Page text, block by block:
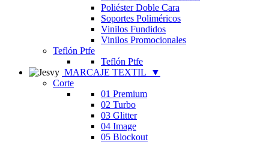
Poliéster Doble Cara
Soportes Poliméricos
Vinilos Fundidos
Vinilos Promocionales
Teflón Ptfe
Teflón Ptfe
MARCAJE TEXTIL
▼
Corte
01 Premium
02 Turbo
03 Glitter
04 Image
05 Blockout